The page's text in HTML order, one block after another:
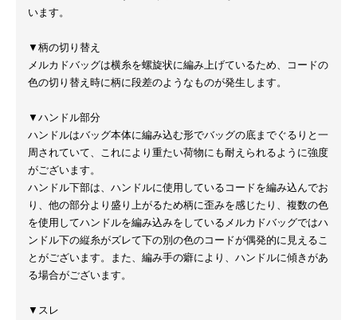
います。
▼柄の切り替え
メルカドバッグは横糸を螺旋状に編み上げているため、コードの
色の切り替え時に柄に段差のようなものが発生します。
▼ハンドル部分
ハンドルはバッグ本体に編み込む形でバッグの底までぐるりと一
周されていて、これにより重たい荷物にも耐えられるように強度
がございます。
ハンドル下部は、ハンドルに使用しているコードを編み込んでお
り、他の部分より盛り上がるため柄に歪みを感じたり、複数の色
を使用してハンドルを編み込みをしているメルカドバッグではハ
ンドル下の縦糸がズレて下の別の色のコードが偶発的に見えるこ
とがございます。また、編み手の癖により、ハンドルに傾きがあ
る場合がございます。
▼スレ